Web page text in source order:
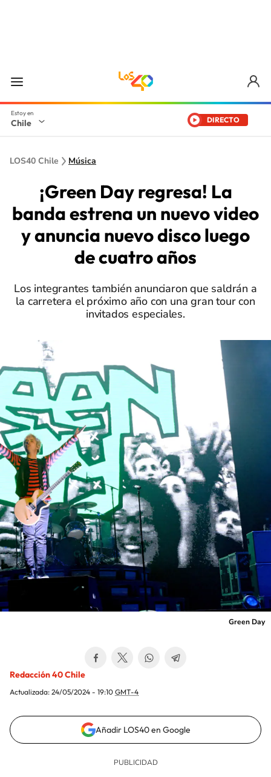
Chile DIRECTO
LOS40 Chile Música
¡Green Day regresa! La
banda estrena un nuevo video
y anuncia nuevo disco luego
de cuatro años
Los integrantes también anunciaron que saldrán a
la carretera el próximo año con una gran tour con
invitados especiales.
Green Day
Redacción 40 Chile
Actualizada: 24/05/2024 - 19:10 GMT-4
Añadir LOS40 en Google